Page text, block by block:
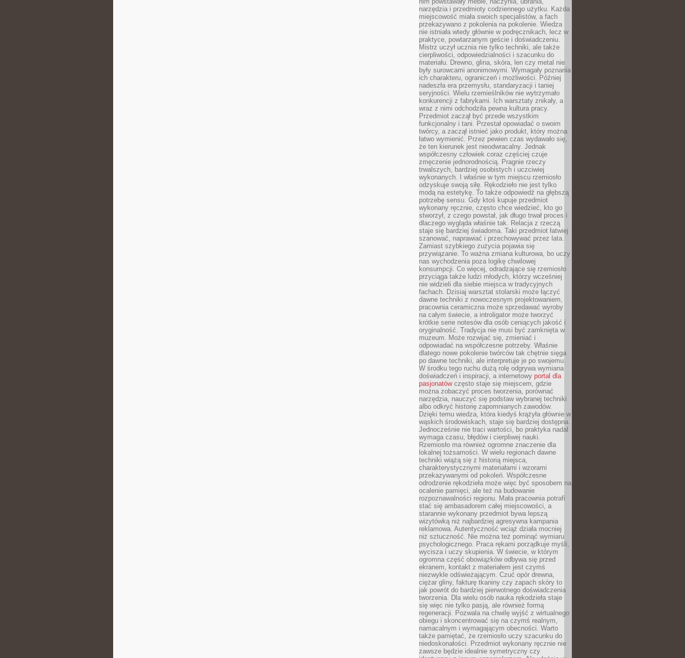
narzędzia i przedmioty codziennego użytku. Każda
miejscowość miała swoich specjalistów, a fach
przekazywano z pokolenia na pokolenie. Wiedza
nie istniała wtedy głównie w podręcznikach, lecz w
praktyce, powtarzanym geście i doświadczeniu.
Mistrz uczył ucznia nie tylko techniki, ale także
cierpliwości, odpowiedzialności i szacunku do
materiału. Drewno, glina, skóra, len czy metal nie
były surowcami anonimowymi. Wymagały poznania
ich charakteru, ograniczeń i możliwości. Później
nadeszła era przemysłu, standaryzacji i taniej
seryjności. Wielu rzemieślników nie wytrzymało
konkurencji z fabrykami. Ich warsztaty znikały, a
wraz z nimi odchodziła pewna kultura pracy.
Przedmiot zaczął być przede wszystkim
funkcjonalny i tani. Przestał opowiadać o swoim
twórcy, a zaczął istnieć jako produkt, który można
łatwo wymienić. Przez pewien czas wydawało się,
że ten kierunek jest nieodwracalny. Jednak
współczesny człowiek coraz częściej czuje
zmęczenie jednorodnością. Pragnie rzeczy
trwalszych, bardziej osobistych i uczciwiej
wykonanych. I właśnie w tym miejscu rzemiosło
odzyskuje swoją siłę. Rękodzieło nie jest tylko
modą na estetykę. To także odpowiedź na głębszą
potrzebę sensu. Gdy ktoś kupuje przedmiot
wykonany ręcznie, często chce wiedzieć, kto go
stworzył, z czego powstał, jak długo trwał proces i
dlaczego wygląda właśnie tak. Relacja z rzeczą
staje się bardziej świadoma. Taki przedmiot łatwiej
szanować, naprawiać i przechowywać przez lata.
Zamiast szybkiego zużycia pojawia się
przywiązanie. To ważna zmiana kulturowa, bo uczy
nas wychodzenia poza logikę chwilowej
konsumpcji. Co więcej, odradzające się rzemiosło
przyciąga także ludzi młodych, którzy wcześniej
nie widzieli dla siebie miejsca w tradycyjnych
fachach. Dzisiaj warsztat stolarski może łączyć
dawne techniki z nowoczesnym projektowaniem,
pracownia ceramiczna może sprzedawać wyroby
na całym świecie, a introligator może tworzyć
krótkie serie notesów dla osób ceniących jakość i
oryginalność. Tradycja nie musi być zamknięta w
muzeum. Może rozwijać się, zmieniać i
odpowiadać na współczesne potrzeby. Właśnie
dlatego nowe pokolenie twórców tak chętnie sięga
po dawne techniki, ale interpretuje je po swojemu.
W środku tego ruchu dużą rolę odgrywa wymiana
doświadczeń i inspiracji, a internetowy portal dla
pasjonatówczęsto staje się miejscem, gdzie
można zobaczyć proces tworzenia, porównać
narzędzia, nauczyć się podstaw wybranej techniki
albo odkryć historię zapomnianych zawodów.
Dzięki temu wiedza, która kiedyś krążyła głównie w
wąskich środowiskach, staje się bardziej dostępna.
Jednocześnie nie traci wartości, bo praktyka nadal
wymaga czasu, błędów i cierpliwej nauki.
Rzemiosło ma również ogromne znaczenie dla
lokalnej tożsamości. W wielu regionach dawne
techniki wiążą się z historią miejsca,
charakterystycznymi materiałami i wzorami
przekazywanymi od pokoleń. Współczesne
odrodzenie rękodzieła może więc być sposobem na
ocalenie pamięci, ale też na budowanie
rozpoznawalności regionu. Mała pracownia potrafi
stać się ambasadorem całej miejscowości, a
starannie wykonany przedmiot bywa lepszą
wizytówką niż najbardziej agresywna kampania
reklamowa. Autentyczność wciąż działa mocniej
niż sztuczność. Nie można też pominąć wymiaru
psychologicznego. Praca rękami porządkuje myśli,
wycisza i uczy skupienia. W świecie, w którym
ogromna część obowiązków odbywa się przed
ekranem, kontakt z materiałem jest czymś
niezwykle odświeżającym. Czuć opór drewna,
ciężar gliny, fakturę tkaniny czy zapach skóry to
jak powrót do bardziej pierwotnego doświadczenia
tworzenia. Dla wielu osób nauka rękodzieła staje
się więc nie tylko pasją, ale również formą
regeneracji. Pozwala na chwilę wyjść z wirtualnego
obiegu i skoncentrować się na czymś realnym,
namacalnym i wymagającym obecności. Warto
także pamiętać, że rzemiosło uczy szacunku do
niedoskonałości. Przedmiot wykonany ręcznie nie
zawsze będzie idealnie symetryczny czy